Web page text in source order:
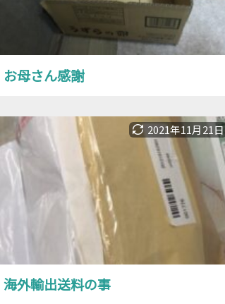
お母さん感謝
海外輸出送料の事
2021年11月21日